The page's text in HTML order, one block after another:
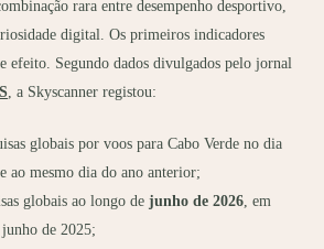
rara entre desempenho desportivo,
digital. Os primeiros indicadores
efeito. Segundo dados divulgados pelo jornal
, a Skyscanner registou:
globais por voos para Cabo Verde no dia
ao mesmo dia do ano anterior;
globais ao longo de junho de 2026, em
de 2025;